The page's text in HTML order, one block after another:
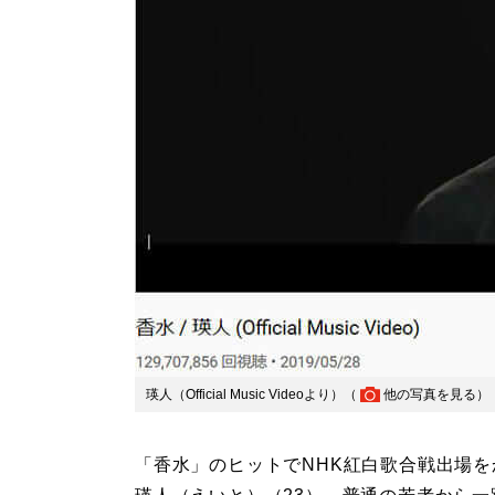
瑛人（Official Music Videoより）（ 他の写真を見る ）
「香水」のヒットでNHK紅白歌合戦出場